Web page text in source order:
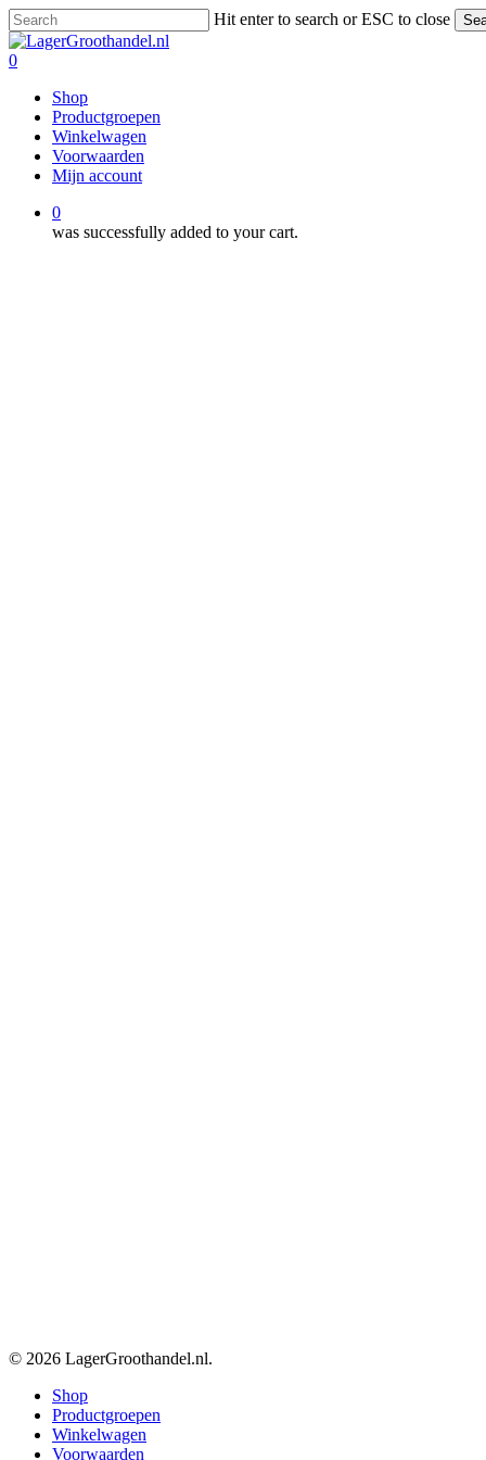
Skip
to
main
Hit enter to search or ESC to close
Close
Search
0
Shop
Productgroepen
Winkelwagen
Voorwaarden
Mijn account
0
was successfully added to your cart.
© 2026 LagerGroothandel.nl.
Close
Menu
Shop
Productgroepen
Winkelwagen
Voorwaarden